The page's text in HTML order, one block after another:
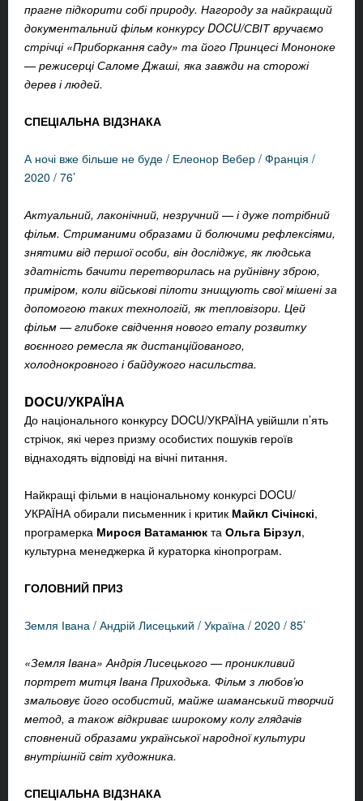
прагне підкорити собі природу. Нагороду за найкращий
документальний фільм конкурсу DOCU/СВІТ вручаємо
стрічці «Приборкання саду» та його Принцесі Мононоке
— режисерці Саломе Джаші, яка завжди на сторожі
дерев і людей.
СПЕЦІАЛЬНА ВІДЗНАКА
А ночі вже більше не буде / Елеонор Вебер / Франція /
2020 / 76’
Актуальний, лаконічний, незручний — і дуже потрібний
фільм. Стриманими образами й болючими рефлексіями,
знятими від першої особи, він досліджує, як людська
здатність бачити перетворилась на руйнівну зброю,
приміром, коли військові пілоти знищують свої мішені за
допомогою таких технологій, як тепловізори. Цей
фільм — глибоке свідчення нового етапу розвитку
воєнного ремесла як дистанційованого,
холоднокровного і байдужого насильства.
DOCU/УКРАЇНА
До національного конкурсу DOCU/УКРАЇНА увійшли п’ять
стрічок, які через призму особистих пошуків героїв
віднаходять відповіді на вічні питання.
Найкращі фільми в національному конкурсі DOCU/
УКРАЇНА обирали письменник і критик Майкл Січінскі,
програмерка Мирося Ватаманюк та Ольга Бірзул,
культурна менеджерка й кураторка кінопрограм.
ГОЛОВНИЙ ПРИЗ
Земля Івана / Андрій Лисецький / Україна / 2020 / 85’
«Земля Івана» Андрія Лисецького — проникливий
портрет митця Івана Приходька. Фільм з любов’ю
змальовує його особистий, майже шаманський творчий
метод, а також відкриває широкому колу глядачів
сповнений образами української народної культури
внутрішній світ художника.
СПЕЦІАЛЬНА ВІДЗНАКА